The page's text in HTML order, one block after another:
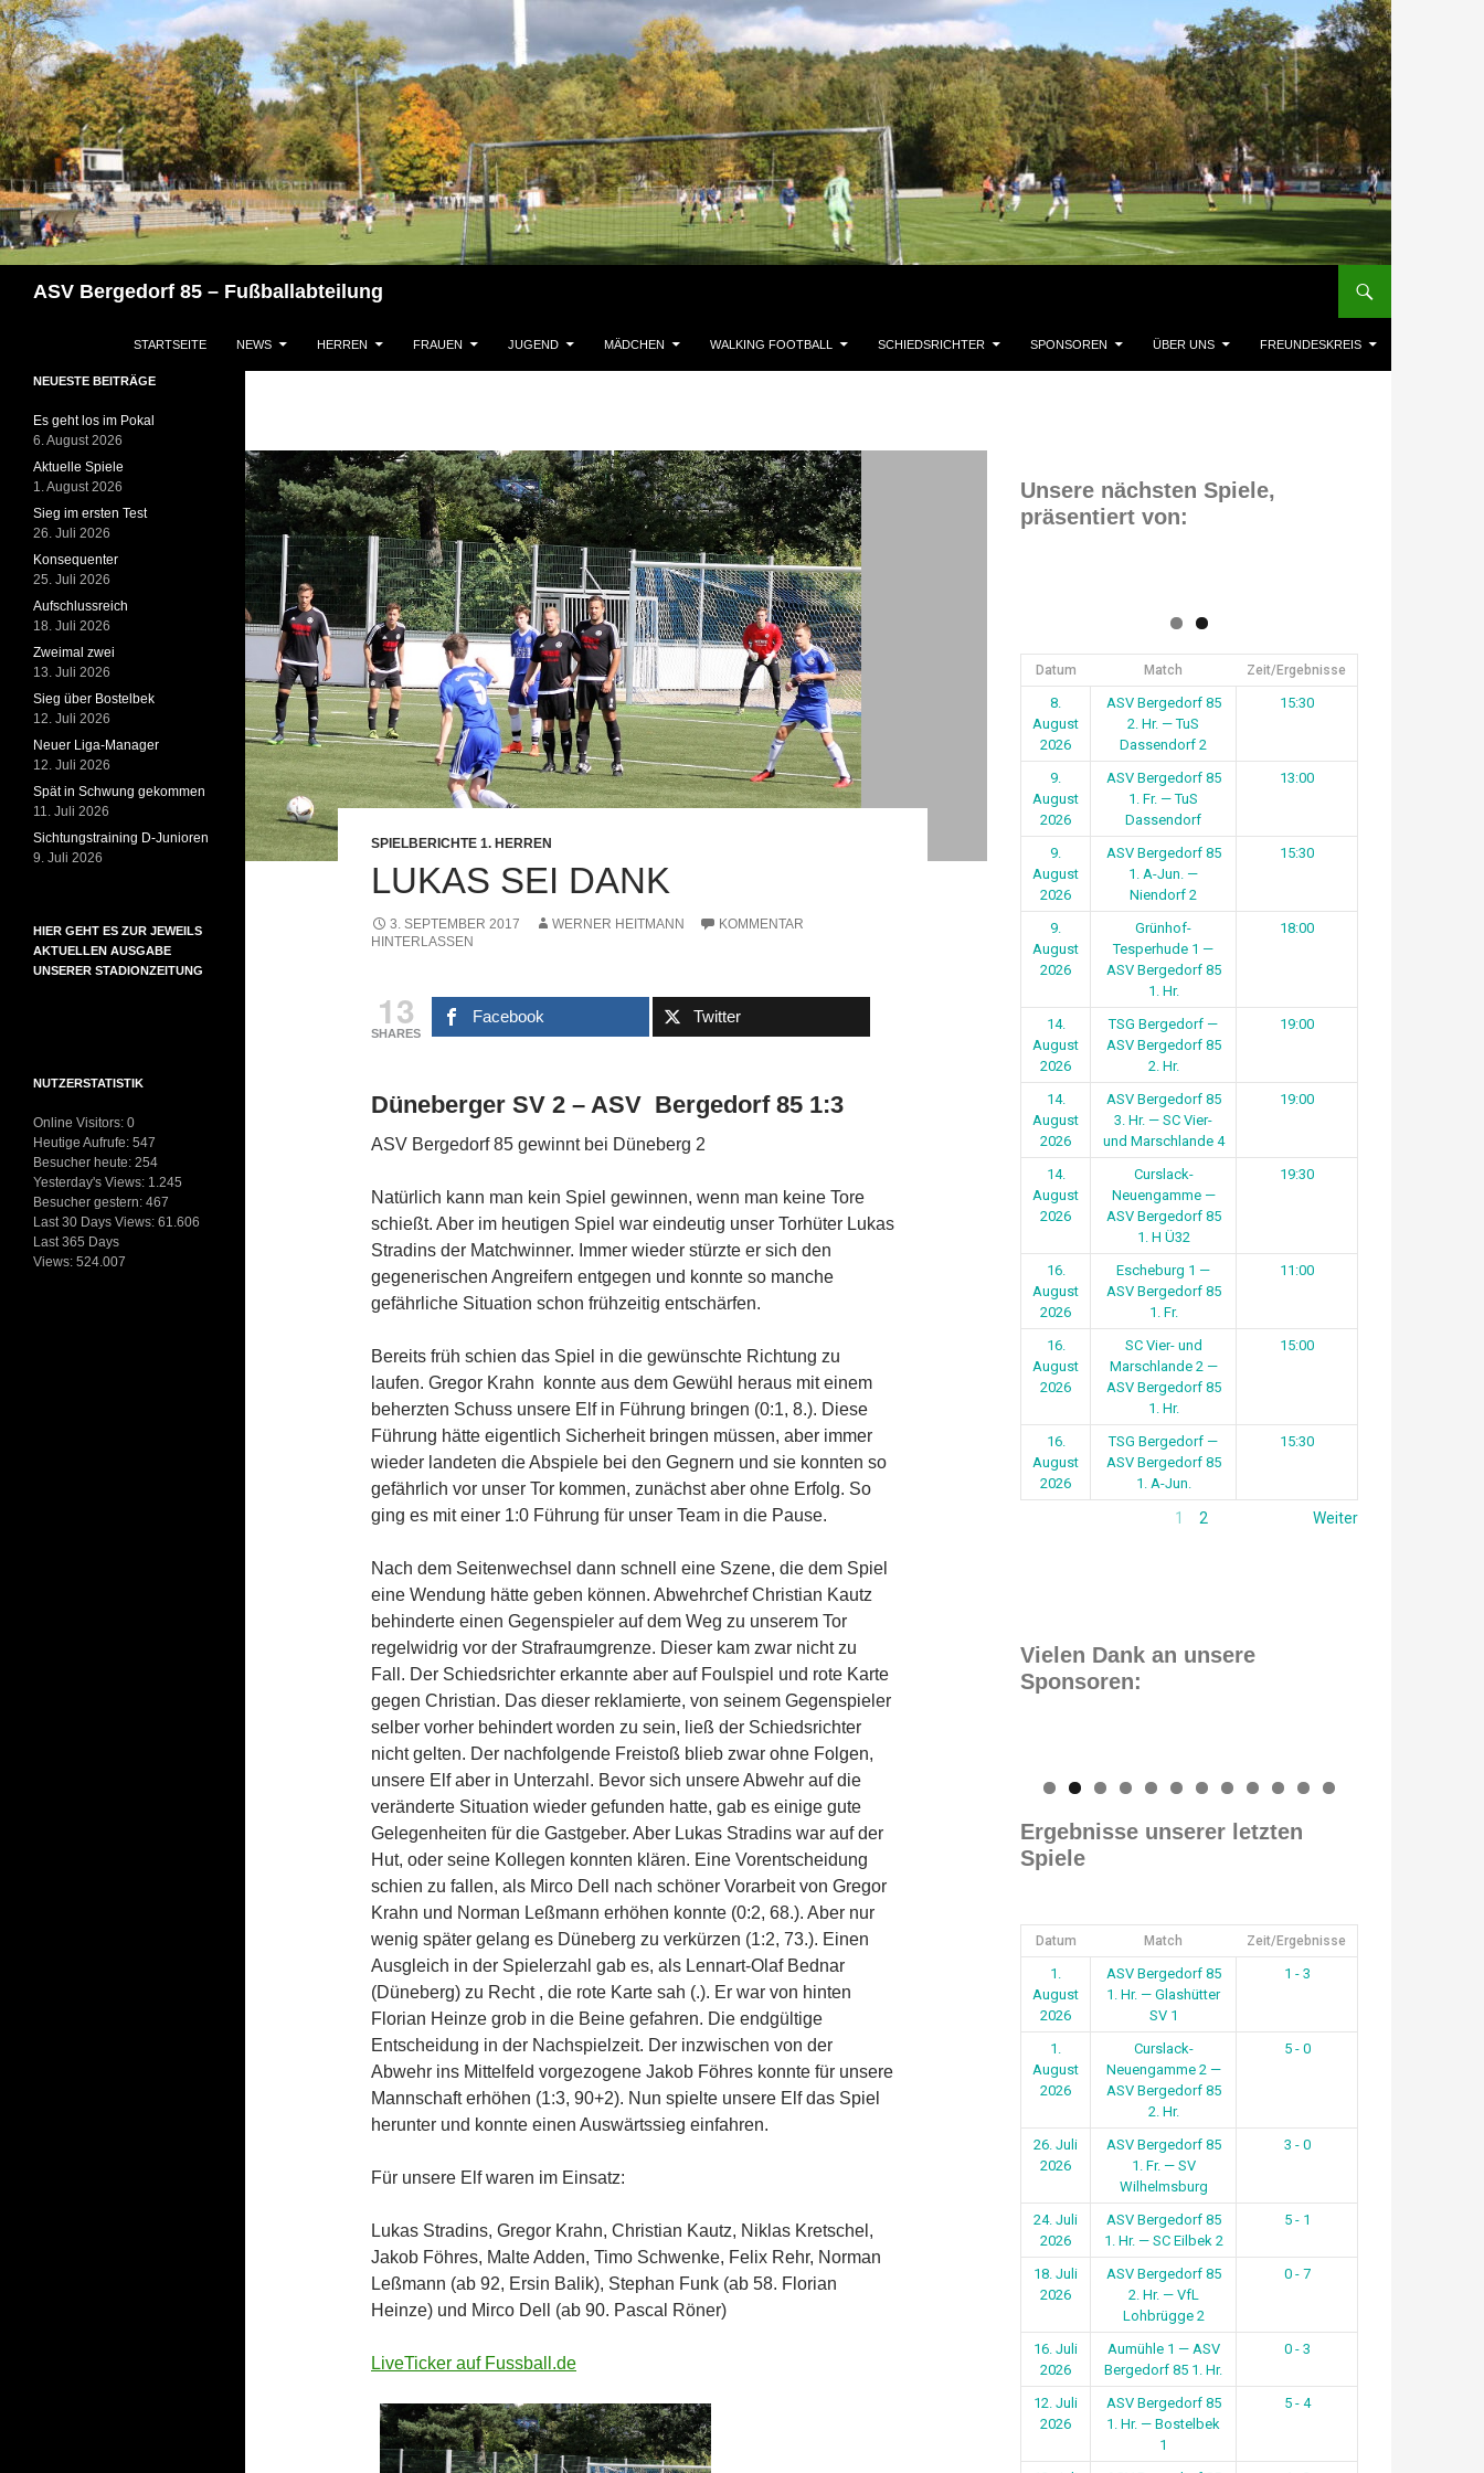
Zum
Inhalt
springen
ASV Bergedorf 85 – Fußballabteilung
STARTSEITE NEWS HERREN FRAUEN JUGEND MÄDCHEN WALKING FOOTBALL SCHIEDSRICHTER SPONSOREN ÜBER UNS FREUNDESKREIS
SPIELBERICHTE 1. HERREN
LUKAS SEI DANK
3. SEPTEMBER 2017 WERNER HEITMANN
KOMMENTAR
HINTERLASSEN
13
SHARES
Facebook Twitter
Düneberger SV 2 – ASV Bergedorf 85 1:3
ASV Bergedorf 85 gewinnt bei Düneberg 2
Natürlich kann man kein Spiel gewinnen, wenn man keine Tore
schießt. Aber im heutigen Spiel war eindeutig unser Torhüter Lukas
Stradins der Matchwinner. Immer wieder stürzte er sich den
gegenerischen Angreifern entgegen und konnte so manche
gefährliche Situation schon frühzeitig entschärfen.
Bereits früh schien das Spiel in die gewünschte Richtung zu
laufen. Gregor Krahn konnte aus dem Gewühl heraus mit einem
beherzten Schuss unsere Elf in Führung bringen (0:1, 8.). Diese
Führung hätte eigentlich Sicherheit bringen müssen, aber immer
wieder landeten die Abspiele bei den Gegnern und sie konnten so
gefährlich vor unser Tor kommen, zunächst aber ohne Erfolg. So
ging es mit einer 1:0 Führung für unser Team in die Pause.
Nach dem Seitenwechsel dann schnell eine Szene, die dem Spiel
eine Wendung hätte geben können. Abwehrchef Christian Kautz
behinderte einen Gegenspieler auf dem Weg zu unserem Tor
regelwidrig vor der Strafraumgrenze. Dieser kam zwar nicht zu
Fall. Der Schiedsrichter erkannte aber auf Foulspiel und rote Karte
gegen Christian. Das dieser reklamierte, von seinem Gegenspieler
selber vorher behindert worden zu sein, ließ der Schiedsrichter
nicht gelten. Der nachfolgende Freistoß blieb zwar ohne Folgen,
unsere Elf aber in Unterzahl. Bevor sich unsere Abwehr auf die
veränderte Situation wieder gefunden hatte, gab es einige gute
Gelegenheiten für die Gastgeber. Aber Lukas Stradins war auf der
Hut, oder seine Kollegen konnten klären. Eine Vorentscheidung
schien zu fallen, als Mirco Dell nach schöner Vorarbeit von Gregor
Krahn und Norman Leßmann erhöhen konnte (0:2, 68.). Aber nur
wenig später gelang es Düneberg zu verkürzen (1:2, 73.). Einen
Ausgleich in der Spielerzahl gab es, als Lennart-Olaf Bednar
(Düneberg) zu Recht , die rote Karte sah (.). Er war von hinten
Florian Heinze grob in die Beine gefahren. Die endgültige
Entscheidung in der Nachspielzeit. Der inzwischen von der
Abwehr ins Mittelfeld vorgezogene Jakob Föhres konnte für unsere
Mannschaft erhöhen (1:3, 90+2). Nun spielte unsere Elf das Spiel
herunter und konnte einen Auswärtssieg einfahren.
Für unsere Elf waren im Einsatz:
Lukas Stradins, Gregor Krahn, Christian Kautz, Niklas Kretschel,
Jakob Föhres, Malte Adden, Timo Schwenke, Felix Rehr, Norman
Leßmann (ab 92, Ersin Balik), Stephan Funk (ab 58. Florian
Heinze) und Mirco Dell (ab 90. Pascal Röner)
LiveTicker auf Fussball.de
Unsere nächsten Spiele,
präsentiert von:
Datum Match Zeit/Ergebnisse
8.
August
2026
ASV Bergedorf 85
2. Hr. — TuS
Dassendorf 2
15:30
9.
August
2026
ASV Bergedorf 85
1. Fr. — TuS
Dassendorf
13:00
9.
August
2026
ASV Bergedorf 85
1. A-Jun. —
Niendorf 2
15:30
9.
August
2026
Grünhof-
Tesperhude 1 —
ASV Bergedorf 85
1. Hr.
18:00
14.
August
2026
TSG Bergedorf —
ASV Bergedorf 85
2. Hr.
19:00
14.
August
2026
ASV Bergedorf 85
3. Hr. — SC Vier-
und Marschlande 4
19:00
14.
August
2026
Curslack-
Neuengamme —
ASV Bergedorf 85
1. H Ü32
19:30
16.
August
2026
Escheburg 1 —
ASV Bergedorf 85
1. Fr.
11:00
16.
August
2026
SC Vier- und
Marschlande 2 —
ASV Bergedorf 85
1. Hr.
15:00
16.
August
2026
TSG Bergedorf —
ASV Bergedorf 85
1. A-Jun.
15:30
1 2 Weiter
Vielen Dank an unsere
Sponsoren:
0 1 2
Ergebnisse unserer letzten
Spiele
Datum Match Zeit/Ergebnisse
1.
August
2026
ASV Bergedorf 85
1. Hr. — Glashütter
SV 1
1 - 3
1.
August
2026
Curslack-
Neuengamme 2 —
ASV Bergedorf 85
2. Hr.
5 - 0
26. Juli
2026
ASV Bergedorf 85
1. Fr. — SV
Wilhelmsburg
3 - 0
24. Juli
2026
ASV Bergedorf 85
1. Hr. — SC Eilbek 2
5 - 1
18. Juli
2026
ASV Bergedorf 85
2. Hr. — VfL
Lohbrügge 2
0 - 7
16. Juli
2026
Aumühle 1 — ASV
Bergedorf 85 1. Hr.
0 - 3
12. Juli
2026
ASV Bergedorf 85
1. Hr. — Bostelbek
1
5 - 4
NEUESTE BEITRÄGE
Es geht los im Pokal
6. August 2026
Aktuelle Spiele
1. August 2026
Sieg im ersten Test
26. Juli 2026
Konsequenter
25. Juli 2026
Aufschlussreich
18. Juli 2026
Zweimal zwei
13. Juli 2026
Sieg über Bostelbek
12. Juli 2026
Neuer Liga-Manager
12. Juli 2026
Spät in Schwung gekommen
11. Juli 2026
Sichtungstraining D-Junioren
9. Juli 2026
HIER GEHT ES ZUR JEWEILS
AKTUELLEN AUSGABE
UNSERER STADIONZEITUNG
NUTZERSTATISTIK
Online Visitors: 0
Heutige Aufrufe: 547
Besucher heute: 254
Yesterday's Views: 1.245
Besucher gestern: 467
Last 30 Days Views: 61.606
Last 365 Days
Views: 524.007